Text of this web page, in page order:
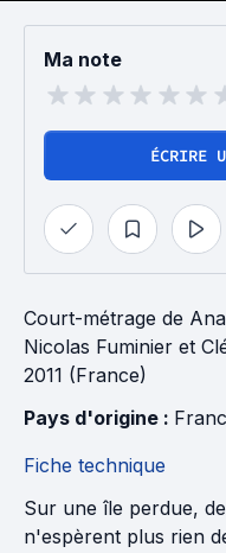
Ma note
ÉCRIRE
Court-métrage de
Nicolas Fuminier et
2011 (France)
Pays d'origine :
Fiche technique
Sur une île perdue,
n'espèrent plus rien